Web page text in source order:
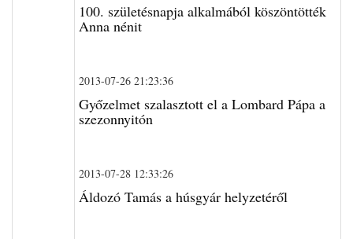
100. születésnapja alkalmából köszöntötték
Anna nénit
2013-07-26 21:23:36
Győzelmet szalasztott el a Lombard Pápa a
szezonnyitón
2013-07-28 12:33:26
Áldozó Tamás a húsgyár helyzetéről